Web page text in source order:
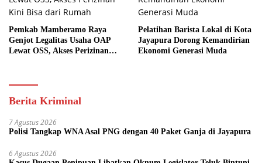
Pemkab Mamberamo Raya
Genjot Legalitas Usaha OAP
Lewat OSS, Akses Perizinan
Pelatihan Barista Lokal di Kota
Jayapura Dorong Kemandirian
Ekonomi Generasi Muda
Berita Kriminal
7 Agustus 2026
Polisi Tangkap WNA Asal PNG dengan 40 Paket Ganja di Jayapura
6 Agustus 2026